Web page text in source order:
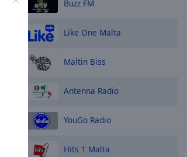
Buzz FM
Like One Malta
Maltin Biss
Antenna Radio
YouGo Radio
Hits 1 Malta